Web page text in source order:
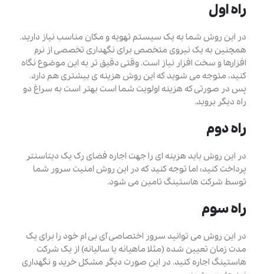
راه اول
در این روش شما به یک سیستم تهویه و مکان مناسب نیاز دارید.
همچنین به یک نیروی متخصص برای نگهداری تخصصی از نرم
افزارها و سخت افزار نیاز است. وقتی دقیق تر به این موضوع نگاه
کنید، متوجه می شوید که این روش هزینه ی بیشتری هم دارد.
پس در صورتی که هزینه اولویت شما است بهتر است به سراغ دو
راه دیگر بروید.
راه دوم
در این روش باید هزینه ای را جهت اجاره فضای رک یک دیتاسنتر
پرداخت کنید؛ اما توجه کنید که در این روش امنیت سرور شما
توسط شرکت هاستینگ تامین می شود.
راه سوم
در این روش می توانید سرور اختصاصی آی بی ام خود را برای یک
مدت زمان تعیین شده (مثلا ماهیانه یا سالیانه) از یک شرکت
هاستینگ اجاره کنید. در این صورت دیگر مشکل خرید و نگهداری